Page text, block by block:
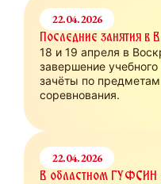
22.04.2026
Последние занятия в
18 и 19 апреля в
завершение учебного
зачёты по
соревнования.
22.04.2026
В областном ГУФСИН